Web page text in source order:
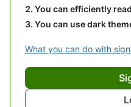
You can efficiently
You can use dark
What you can do with